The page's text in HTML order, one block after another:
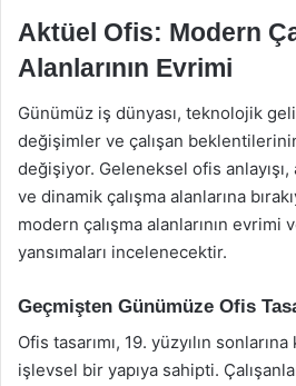
Aktüel Ofis: Modern
Alanlarının Evrimi
Günümüz iş dünyası, teknolojik
değişimler ve çalışan
değişiyor. Geleneksel ofis
ve dinamik çalışma alanlarına
modern çalışma alanlarının evrimi
yansımaları incelenecektir.
Geçmişten Günümüze Ofis
Ofis tasarımı, 19. yüzyılın
işlevsel bir yapıya sahipti.